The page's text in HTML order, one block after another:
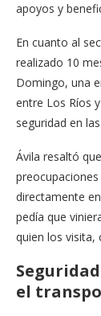
apoyos y
En cuanto al
realizado 10
Domingo, una
entre Los Ríos
seguridad en
Ávila resaltó
directamente
pedía que
quien los visita,
el